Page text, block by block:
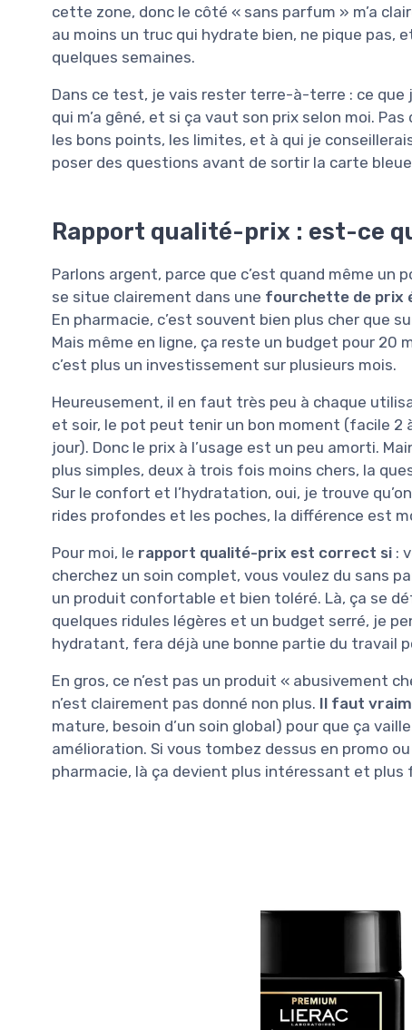
cette zone, donc le côté « sans parfum » m’a
au moins un truc qui hydrate bien, ne pique pas,
quelques semaines.
Dans ce test, je vais rester terre-à-terre : ce que
qui m’a gêné, et si ça vaut son prix selon moi.
les bons points, les limites, et à qui je
poser des questions avant de sortir la carte
Rapport qualité-prix : est-ce
Parlons argent, parce que c’est quand même un
se situe clairement dans une fourchette de prix
En pharmacie, c’est souvent bien plus cher que
Mais même en ligne, ça reste un budget pour 20
c’est plus un investissement sur plusieurs mois.
Heureusement, il en faut très peu à chaque
et soir, le pot peut tenir un bon moment (facile 2
jour). Donc le prix à l’usage est un peu amorti.
plus simples, deux à trois fois moins chers, la
Sur le confort et l’hydratation, oui, je trouve
rides profondes et les poches, la différence est
Pour moi, le rapport qualité-prix est correct si :
cherchez un soin complet, vous voulez du sans
un produit confortable et bien toléré. Là, ça se
quelques ridules légères et un budget serré, je
hydratant, fera déjà une bonne partie du travail
En gros, ce n’est pas un produit « abusivement
n’est clairement pas donné non plus. Il faut
mature, besoin d’un soin global) pour que ça
amélioration. Si vous tombez dessus en promo
pharmacie, là ça devient plus intéressant et plus